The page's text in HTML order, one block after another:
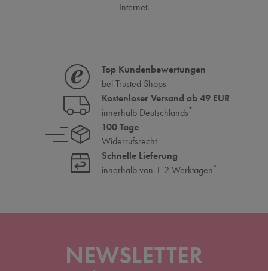
Internet.
Top Kundenbewertungen
bei Trusted Shops
Kostenloser Versand ab 49 EUR
innerhalb Deutschlands*
100 Tage
Widerrufsrecht
Schnelle Lieferung
innerhalb von 1-2 Werktagen*
NEWSLETTER